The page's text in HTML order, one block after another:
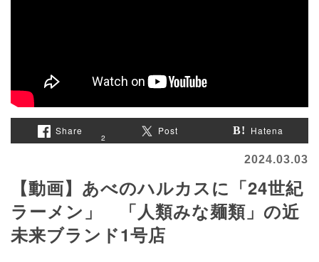
Share
2
Post Hatena
2024.03.03
【動画】あべのハルカスに「24世紀
ラーメン」 「人類みな麺類」の近
未来ブランド1号店